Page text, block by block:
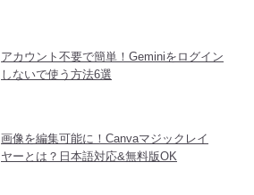
アカウント不要で簡単！Geminiをログイン
しないで使う方法6選
画像を編集可能に！Canvaマジックレイ
ヤーとは？日本語対応&無料版OK